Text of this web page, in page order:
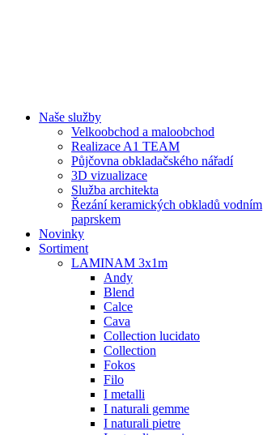
Naše služby
Velkoobchod a maloobchod
Realizace A1 TEAM
Půjčovna obkladačského nářadí
3D vizualizace
Služba architekta
Řezání keramických obkladů vodním
paprskem
Novinky
Sortiment
LAMINAM 3x1m
Andy
Blend
Calce
Cava
Collection lucidato
Collection
Fokos
Filo
I metalli
I naturali gemme
I naturali pietre